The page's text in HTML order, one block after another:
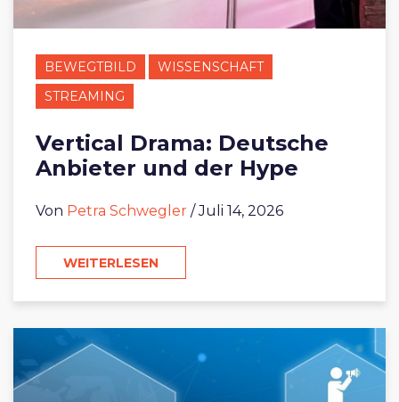
BEWEGTBILD
WISSENSCHAFT
STREAMING
Vertical Drama: Deutsche
Anbieter und der Hype
Von Petra Schwegler / Juli 14, 2026
WEITERLESEN